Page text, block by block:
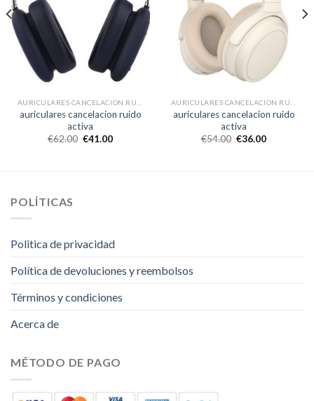
auriculares cancelacion ruido
activa
€62.00 €41.00
auriculares cancelacion ruido
activa
€54.00 €36.00
POLÍTICAS
Politica de privacidad
Política de devoluciones y reembolsos
Términos y condiciones
Acerca de
MÉTODO DE PAGO